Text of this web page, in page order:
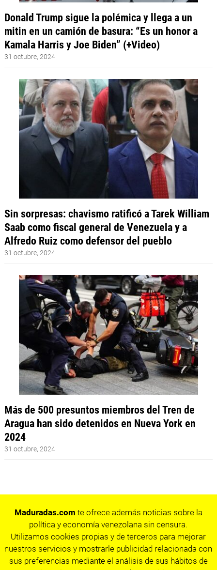
Donald Trump sigue la polémica y llega a un
mitin en un camión de basura: “Es un honor a
Kamala Harris y Joe Biden” (+Video)
31 octubre, 2024
Sin sorpresas: chavismo ratificó a Tarek William
Saab como fiscal general de Venezuela y a
Alfredo Ruiz como defensor del pueblo
31 octubre, 2024
Más de 500 presuntos miembros del Tren de
Aragua han sido detenidos en Nueva York en
2024
31 octubre, 2024
Maduradas.com te ofrece además noticias sobre la
política y economía venezolana sin censura.
Utilizamos cookies propias y de terceros para mejorar
nuestros servicios y mostrarle publicidad relacionada con
sus preferencias mediante el análisis de sus hábitos de